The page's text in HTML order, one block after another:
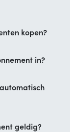
kopen?
in?
geldig?